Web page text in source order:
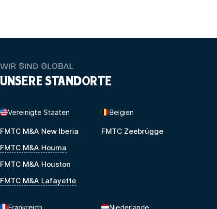
WIR SIND GLOBAL
UNSERE STANDORTE
Vereinigte Staaten
FMTC M&A New Iberia
FMTC M&A Houma
FMTC M&A Houston
FMTC M&A Lafayette
Belgien
FMTC Zeebrügge